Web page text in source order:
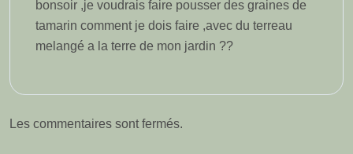
bonsoir ,je voudrais faire pousser des graines de
tamarin comment je dois faire ,avec du terreau
melangé a la terre de mon jardin ??
Les commentaires sont fermés.